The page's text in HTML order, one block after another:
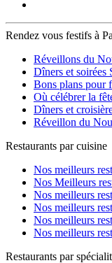
Rendez vous festifs à
Réveillons du
Dîners et soirées
Bons plans pour
Où célébrer la
Dîners et
Réveillon du
Restaurants par cuisine
Nos meilleurs
Nos Meilleurs
Nos meilleurs
Nos meilleurs
Nos meilleurs
Nos meilleurs
Restaurants par